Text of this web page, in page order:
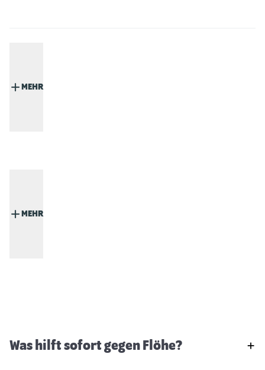
MEHR
MEHR
Was hilft sofort gegen Flöhe?